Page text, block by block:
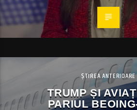
ȘTIREA ANTERIOARE
TRUMP ȘI
PARIUL